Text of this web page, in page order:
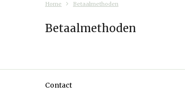
Home Betaalmethoden
Betaalmethoden
Contact